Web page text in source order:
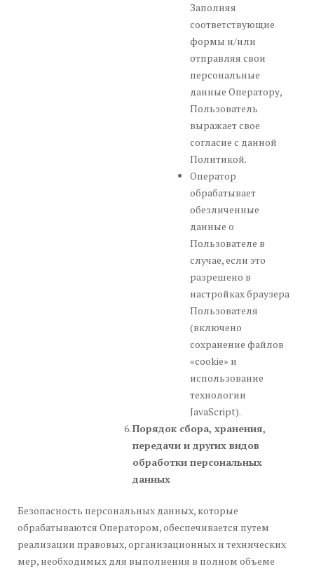
Заполняя
соответствующие
формы и/или
отправляя свои
персональные
данные Оператору,
Пользователь
выражает свое
согласие с данной
Политикой.
Оператор
обрабатывает
обезличенные
данные о
Пользователе в
случае, если это
разрешено в
настройках браузера
Пользователя
(включено
сохранение файлов
«cookie» и
использование
технологии
JavaScript).
Порядок сбора, хранения,
передачи и других видов
обработки персональных
данных
Безопасность персональных данных, которые
обрабатываются Оператором, обеспечивается путем
реализации правовых, организационных и технических
мер, необходимых для выполнения в полном объеме